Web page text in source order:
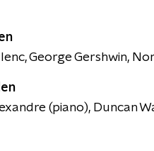
George Gershwin,
(piano), Duncan